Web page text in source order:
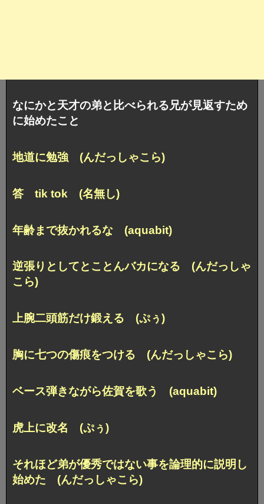
なにかと天才の弟と比べられる兄が見返すため
に始めたこと
地道に勉強 (んだっしゃこら)
答 tik tok (名無し)
年齢まで抜かれるな (aquabit)
逆張りとしてとことんバカになる (んだっしゃ
こら)
上腕二頭筋だけ鍛える (ぷぅ)
胸に七つの傷痕をつける (んだっしゃこら)
ベース弾きながら佐賀を歌う (aquabit)
虎上に改名 (ぷぅ)
それほど弟が優秀ではない事を論理的に説明し
始めた (んだっしゃこら)